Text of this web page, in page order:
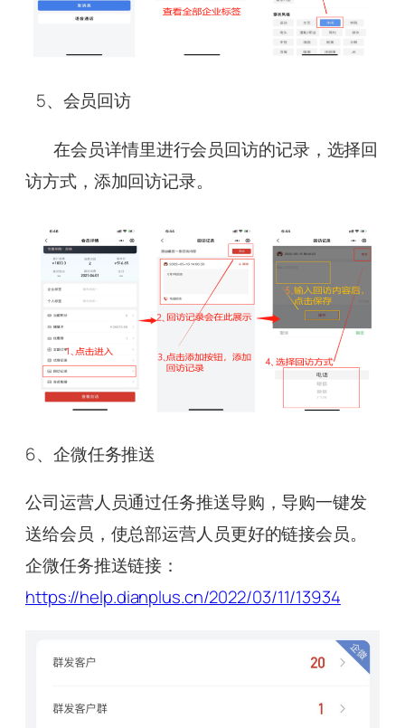
5、会员回访
在会员详情里进行会员回访的记录，选择回
访方式，添加回访记录。
6、企微任务推送
公司运营人员通过任务推送导购，导购一键发
送给会员，使总部运营人员更好的链接会员。
企微任务推送链接：
https://help.dianplus.cn/2022/03/11/13934